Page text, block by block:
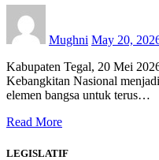
Mughni May 20,
Kabupaten Tegal, 20 Mei
Kebangkitan Nasional
elemen bangsa untuk terus…
Read More
LEGISLATIF